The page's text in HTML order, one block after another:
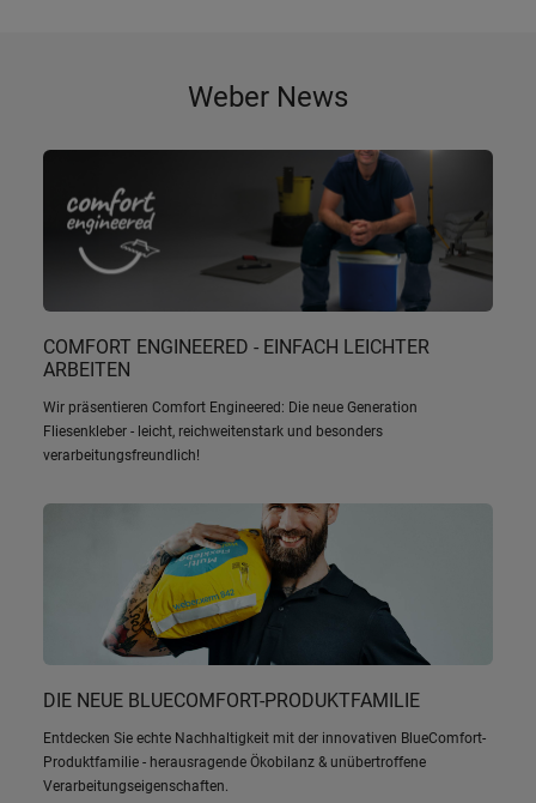
Weber News
COMFORT ENGINEERED - EINFACH LEICHTER
ARBEITEN
Wir präsentieren Comfort Engineered: Die neue Generation
Fliesenkleber - leicht, reichweitenstark und besonders
verarbeitungsfreundlich!
DIE NEUE BLUECOMFORT-PRODUKTFAMILIE
Entdecken Sie echte Nachhaltigkeit mit der innovativen BlueComfort-
Produktfamilie - herausragende Ökobilanz & unübertroffene
Verarbeitungseigenschaften.